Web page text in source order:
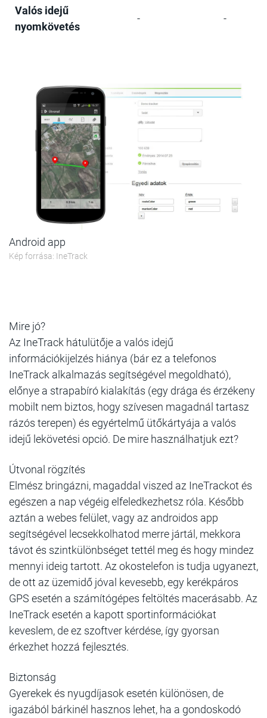
Valós idejű
nyomkövetés
- -
Android app
Kép forrása: IneTrack
Mire jó?
Az IneTrack hátulütője a valós idejű
információkijelzés hiánya (bár ez a telefonos
IneTrack alkalmazás segítségével megoldható),
előnye a strapabíró kialakítás (egy drága és érzékeny
mobilt nem biztos, hogy szívesen magadnál tartasz
rázós terepen) és egyértelmű ütőkártyája a valós
idejű lekövetési opció. De mire használhatjuk ezt?
Útvonal rögzítés
Elmész bringázni, magaddal viszed az IneTrackot és
egészen a nap végéig elfeledkezhetsz róla. Később
aztán a webes felület, vagy az androidos app
segítségével lecsekkolhatod merre jártál, mekkora
távot és szintkülönbséget tettél meg és hogy mindez
mennyi ideig tartott. Az okostelefon is tudja ugyanezt,
de ott az üzemidő jóval kevesebb, egy kerékpáros
GPS esetén a számítógépes feltöltés macerásabb. Az
IneTrack esetén a kapott sportinformációkat
keveslem, de ez szoftver kérdése, így gyorsan
érkezhet hozzá fejlesztés.
Biztonság
Gyerekek és nyugdíjasok esetén különösen, de
igazából bárkinél hasznos lehet, ha a gondoskodó